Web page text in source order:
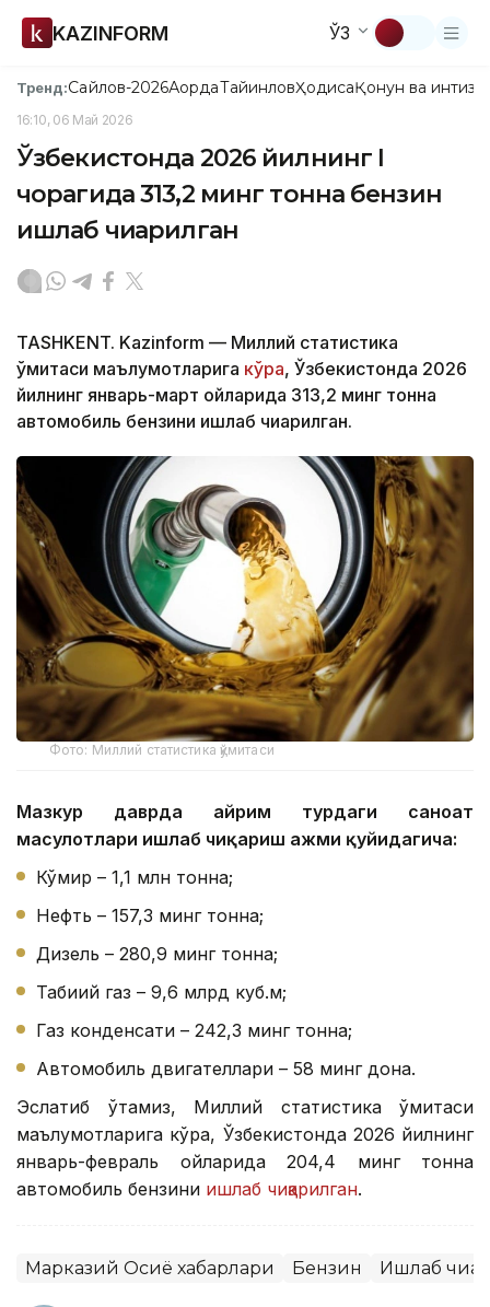
KAZINFORM ЎЗ
Тренд:Сайлов-2026АқордаТайинловҲодисаҚонун ва
16:10, 06 Май 2026
Ўзбекистонда 2026 йилнинг I
чорагида 313,2 минг тонна бензин
ишлаб чиқарилган
TASHKENT. Kazinform — Миллий статистика
қўмитаси маълумотларига кўра, Ўзбекистонда 2026
йилнинг январь-март ойларида 313,2 минг тонна
автомобиль бензини ишлаб чиқарилган.
Фото: Миллий статистика қўмитаси
Мазкур даврда айрим турдаги саноат
маҳсулотлари ишлаб чиқариш ҳажми қуйидагича:
Кўмир – 1,1 млн тонна;
Нефть – 157,3 минг тонна;
Дизель – 280,9 минг тонна;
Табиий газ – 9,6 млрд куб.м;
Газ конденсати – 242,3 минг тонна;
Автомобиль двигателлари – 58 минг дона.
Эслатиб ўтамиз, Миллий статистика қўмитаси
маълумотларига кўра, Ўзбекистонда 2026 йилнинг
январь-февраль ойларида 204,4 минг тонна
автомобиль бензини ишлаб чиқарилган.
Марказий Осиё хабарлари Бензин Ишлаб